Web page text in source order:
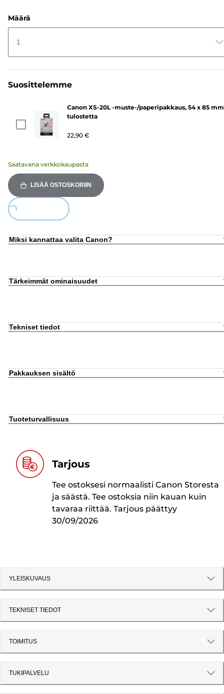
Määrä
1
Suosittelemme
Canon XS-20L -muste-/paperipakkaus, 54 x 85 mm
tulostetta
22,90 €
Saatavana verkkokaupasta
LISÄÄ OSTOSKORIIN
Loading...
Miksi kannattaa valita Canon?
Tärkeimmät ominaisuudet
Tekniset tiedot
Pakkauksen sisältö
Tuoteturvallisuus
Tarjous
Tee ostoksesi normaalisti Canon Storesta
ja säästä. Tee ostoksia niin kauan kuin
tavaraa riittää. Tarjous päättyy
30/09/2026
YLEISKUVAUS
TEKNISET TIEDOT
TOIMITUS
TUKIPALVELU